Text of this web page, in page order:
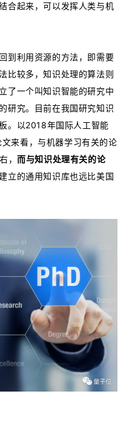
合起来，可以发挥人类与机
到利用资源的方法，即需要
比较多，知识处理的算法则
了一个叫知识智能的研究中
研究。目前在我国研究知识
。以2018年国际人工智能
来看，与机器学习有关的论
，而与知识处理有关的论
立的通用知识库也远比美国